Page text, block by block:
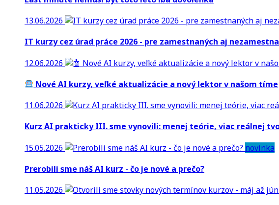
13.06.2026
IT kurzy cez úrad práce 2026 - pre zamestnaných aj
12.06.2026
Nové AI kurzy, veľké aktualizácie a nový lektor v našom tíme
11.06.2026
Kurz AI prakticky III. sme vynovili: menej teórie, viac reálnej
15.05.2026
novinka
Prerobili sme náš AI kurz - čo je nové a prečo?
11.05.2026